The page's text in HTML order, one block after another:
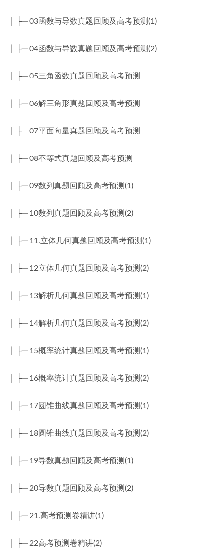
│ ├─ 03函数与导数真题回顾及高考预测(1)
│ ├─ 04函数与导数真题回顾及高考预测(2)
│ ├─ 05三角函数真题回顾及高考预测
│ ├─ 06解三角形真题回顾及高考预测
│ ├─ 07平面向量真题回顾及高考预测
│ ├─ 08不等式真题回顾及高考预测
│ ├─ 09数列真题回顾及高考预测(1)
│ ├─ 10数列真题回顾及高考预测(2)
│ ├─ 11.立体几何真题回顾及高考预测(1)
│ ├─ 12立体几何真题回顾及高考预测(2)
│ ├─ 13解析几何真题回顾及高考预测(1)
│ ├─ 14解析几何真题回顾及高考预测(2)
│ ├─ 15概率统计真题回顾及高考预测(1)
│ ├─ 16概率统计真题回顾及高考预测(2)
│ ├─ 17圆锥曲线真题回顾及高考预测(1)
│ ├─ 18圆锥曲线真题回顾及高考预测(2)
│ ├─ 19导数真题回顾及高考预测(1)
│ ├─ 20导数真题回顾及高考预测(2)
│ ├─ 21.高考预测卷精讲(1)
│ ├─ 22高考预测卷精讲(2)